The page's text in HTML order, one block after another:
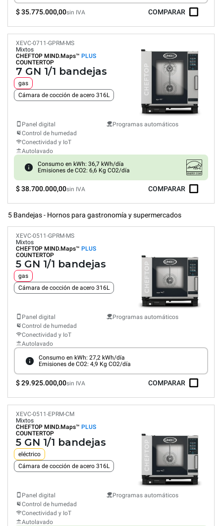
$ 35.775.000,00sin IVA COMPARAR
XEVC-0711-GPRM-MS
Mixtos
CHEFTOP MIND.Maps™ PLUS
COUNTERTOP
7 GN 1/1 bandejas
gas
Cámara de cocción de acero 316L
Panel digital
Control de humedad
Conectividad y IoT
Autolavado
Programas automáticos
Consumo en kWh: 36,7 kWh/día
Emisiones de CO2: 6,6 Kg CO2/día
$ 38.700.000,00sin IVA COMPARAR
5 Bandejas - Hornos para gastronomía y supermercados
XEVC-0511-GPRM-MS
Mixtos
CHEFTOP MIND.Maps™ PLUS
COUNTERTOP
5 GN 1/1 bandejas
gas
Cámara de cocción de acero 316L
Panel digital
Control de humedad
Conectividad y IoT
Autolavado
Programas automáticos
Consumo en kWh: 27,2 kWh/día
Emisiones de CO2: 4,9 Kg CO2/día
$ 29.925.000,00sin IVA COMPARAR
XEVC-0511-EPRM-CM
Mixtos
CHEFTOP MIND.Maps™ PLUS
COUNTERTOP
5 GN 1/1 bandejas
eléctrico
Cámara de cocción de acero 316L
Panel digital
Control de humedad
Conectividad y IoT
Autolavado
Programas automáticos